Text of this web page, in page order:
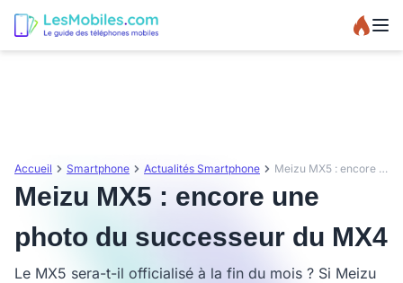
Accueil Smartphone Actualités Smartphone Meizu MX5 : encore une photo du successeur du MX4
Meizu MX5 : encore une
photo du successeur du MX4
Le MX5 sera-t-il officialisé à la fin du mois ? Si Meizu